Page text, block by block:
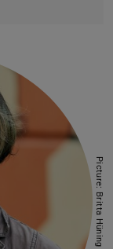
Picture: Britta Hüning